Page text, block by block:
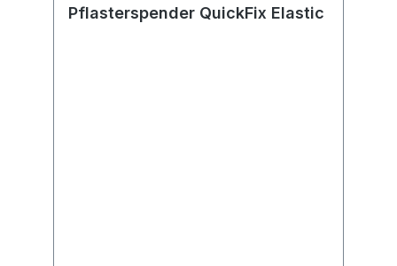
Pflasterspender QuickFix Elastic